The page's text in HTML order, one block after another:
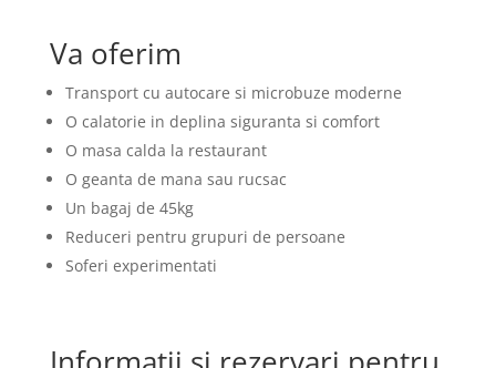
Va oferim
Transport cu autocare si microbuze moderne
O calatorie in deplina siguranta si comfort
O masa calda la restaurant
O geanta de mana sau rucsac
Un bagaj de 45kg
Reduceri pentru grupuri de persoane
Soferi experimentati